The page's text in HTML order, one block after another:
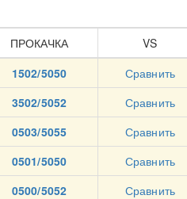
ПРОКАЧКА
VS
1502/5050
Сравнить
3502/5052
Сравнить
0503/5055
Сравнить
0501/5050
Сравнить
0500/5052 Сравнить